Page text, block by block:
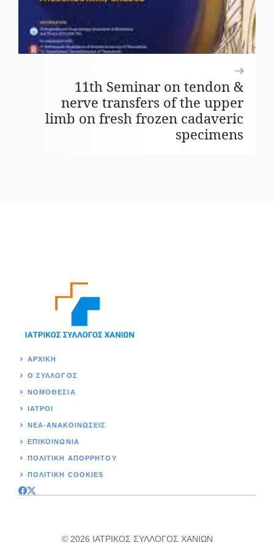
11th Seminar on tendon &
nerve transfers of the upper
limb on fresh frozen cadaveric
specimens
ΑΡΧΙΚΉ
Ο ΣΥΛΛΟΓΟΣ
ΝΟΜΟΘΕΣΊΑ
ΙΑΤΡΟΙ
ΝΕΑ-ΑΝΑΚΟΙΝΩΣΕΙΣ
ΕΠΙΚΟΙΝΩΝΊΑ
ΠΟΛΙΤΙΚΉ ΑΠΟΡΡΗΤΟΥ
ΠΟΛΙΤΙΚΗ COOKIES
© 2026 ΙΑΤΡΙΚΟΣ ΣΥΛΛΟΓΟΣ ΧΑΝΙΩΝ